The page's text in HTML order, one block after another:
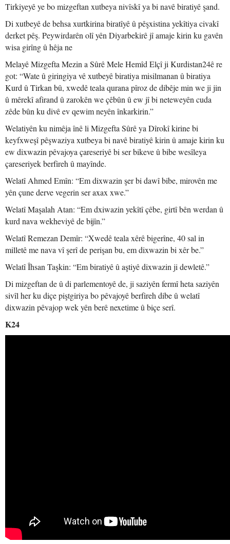
Tirkiyeyê ye bo mizgeftan xutbeya nivîskî ya bi navê biratiyê şand.
Di xutbeyê de behsa xurtkirina biratîyê û pêşxistina yekîtiya civakî
derket pêş. Peywirdarên olî yên Diyarbekirê jî amaje kirin ku gavên
wisa girîng û hêja ne
Melayê Mizgefta Mezin a Sûrê Mele Hemîd Elçî ji Kurdistan24ê re
got: “Wate û giringiya vê xutbeyê biratiya misilmanan û biratiya
Kurd û Tirkan bû, xwedê teala qurana pîroz de dibêje min we ji jin
û mêrekî afirand û zarokên we çêbûn û ew jî bi neteweyên cuda
zêde bûn ku divê ev qewim neyên înkarkirin.”
Welatiyên ku nimêja înê li Mizgefta Sûrê ya Dîrokî kirine bi
keyfxweşî pêşwaziya xutbeya bi navê biratiyê kirin û amaje kirin ku
ew dixwazin pêvajoya çareseriyê bi ser bikeve û bibe wesîleya
çareseriyek berfireh û mayînde.
Welatî Ahmed Emîn: “Em dixwazin şer bi dawî bibe, mirovên me
yên çune derve vegerin ser axax xwe.”
Welatî Maşalah Atan: “Em dxiwazin yekîtî çêbe, girtî bên werdan û
kurd nava wekheviyê de bijîn.”
Welatî Remezan Demîr: “Xwedê teala xêrê bigerîne, 40 sal in
milletê me nava vî şerî de perişan bu, em dixwazin bi xêr be.”
Welatî Îhsan Taşkin: “Em biratiyê û aştiyê dixwazin ji dewletê.”
Di mizgeftan de û di parlementoyê de, ji saziyên fermî heta saziyên
sivîl her ku diçe piştgiriya bo pêvajoyê berfireh dibe û welatî
dixwazin pêvajop wek yên berê nexetime û biçe serî.
K24